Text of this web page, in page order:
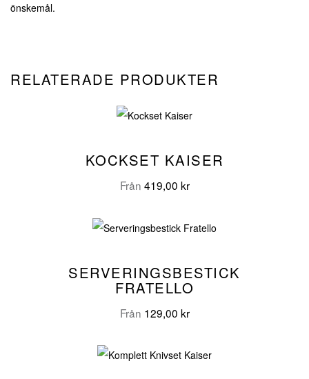
önskemål.
RELATERADE PRODUKTER
KOCKSET KAISER
Från 419,00 kr
SERVERINGSBESTICK
FRATELLO
Från 129,00 kr